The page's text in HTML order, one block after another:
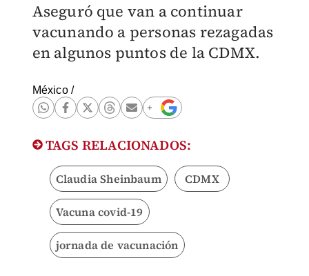
Aseguró que van a continuar
vacunando a personas rezagadas
en algunos puntos de la CDMX.
México/
TAGS RELACIONADOS:
Claudia Sheinbaum CDMX
Vacuna covid-19
jornada de vacunación